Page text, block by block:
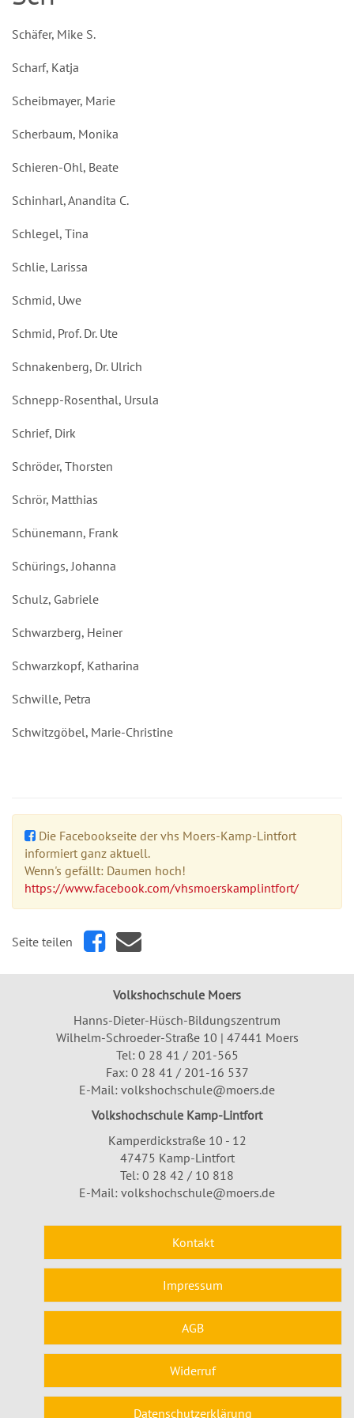
Schäfer, Mike S.
Scharf, Katja
Scheibmayer, Marie
Scherbaum, Monika
Schieren-Ohl, Beate
Schinharl, Anandita C.
Schlegel, Tina
Schlie, Larissa
Schmid, Uwe
Schmid, Prof. Dr. Ute
Schnakenberg, Dr. Ulrich
Schnepp-Rosenthal, Ursula
Schrief, Dirk
Schröder, Thorsten
Schrör, Matthias
Schünemann, Frank
Schürings, Johanna
Schulz, Gabriele
Schwarzberg, Heiner
Schwarzkopf, Katharina
Schwille, Petra
Schwitzgöbel, Marie-Christine
Die Facebookseite der vhs Moers-Kamp-Lintfort
informiert ganz aktuell.
Wenn's gefällt: Daumen hoch!
https://www.facebook.com/vhsmoerskamplintfort/
Seite teilen
Volkshochschule Moers
Hanns-Dieter-Hüsch-Bildungszentrum
Wilhelm-Schroeder-Straße 10 | 47441 Moers
Tel: 0 28 41 / 201-565
Fax: 0 28 41 / 201-16 537
E-Mail: volkshochschule@moers.de
Volkshochschule Kamp-Lintfort
Kamperdickstraße 10 - 12
47475 Kamp-Lintfort
Tel: 0 28 42 / 10 818
E-Mail: volkshochschule@moers.de
Kontakt
Impressum
AGB
Widerruf
Datenschutzerklärung